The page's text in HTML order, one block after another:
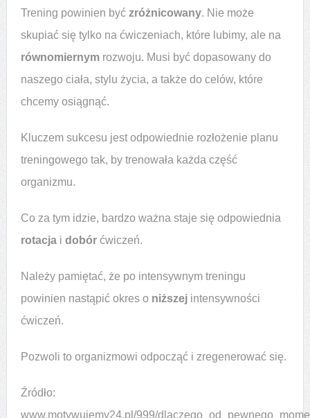
Trening powinien być zróżnicowany. Nie może
skupiać się tylko na ćwiczeniach, które lubimy, ale na
równomiernymrozwoju. Musi być dopasowany do
naszego ciała, stylu życia, a także do celów, które
chcemy osiągnąć.
Kluczem sukcesu jest odpowiednie rozłożenie planu
treningowego tak, by trenowała każda część
organizmu.
Co za tym idzie, bardzo ważna staje się odpowiednia
rotacjai dobórćwiczeń.
Należy pamiętać, że po intensywnym treningu
powinien nastąpić okres o niższejintensywności
ćwiczeń.
Pozwoli to organizmowi odpocząć i zregenerować się.
Źródło:
www.motywujemy24.pl/999/